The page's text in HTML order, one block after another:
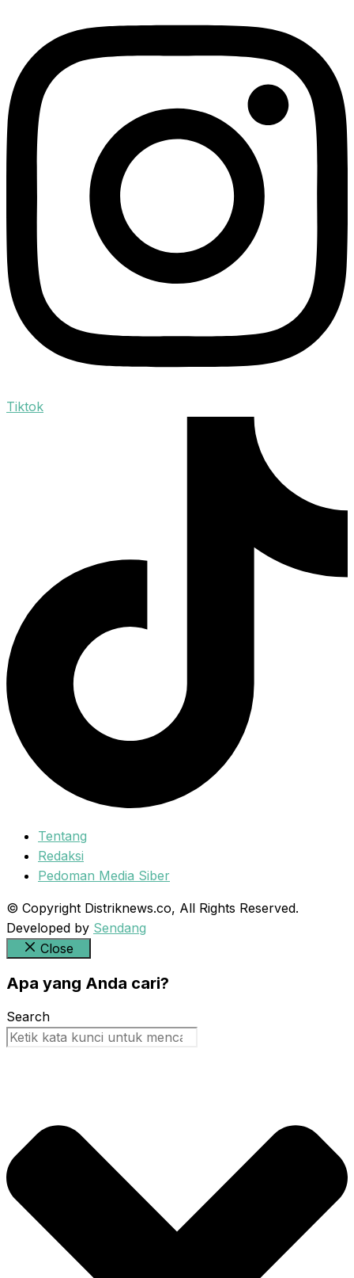
Tiktok
Tentang
Redaksi
Pedoman Media Siber
© Copyright Distriknews.co, All Rights Reserved.
Developed by Sendang
Close
Apa yang Anda cari?
Search